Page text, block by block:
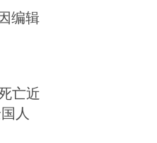
编辑
亡近
人